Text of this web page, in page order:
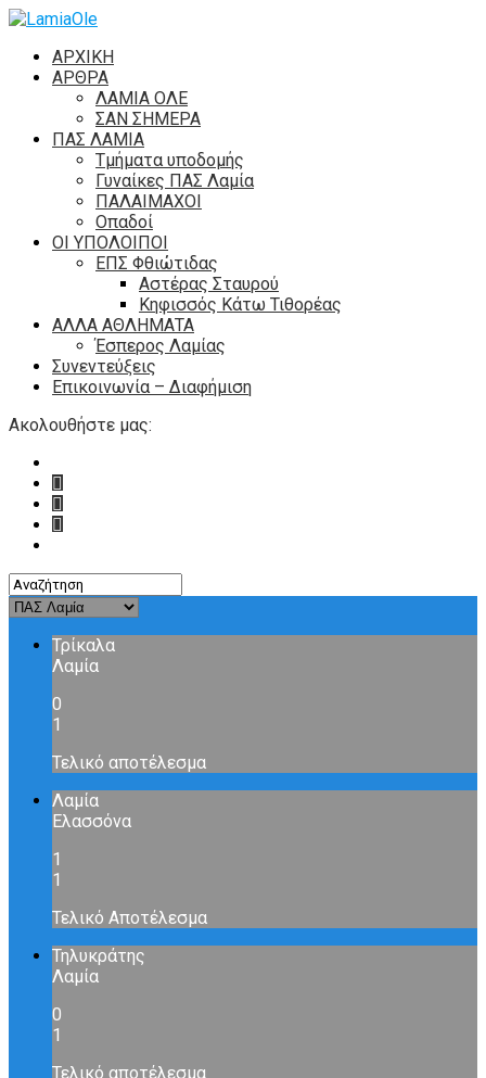
ΑΡΧΙΚΗ
ΑΡΘΡΑ
ΛΑΜΙΑ ΟΛΕ
ΣΑΝ ΣΗΜΕΡΑ
ΠΑΣ ΛΑΜΙΑ
Τμήματα υποδομής
Γυναίκες ΠΑΣ Λαμία
ΠΑΛΑΙΜΑΧΟΙ
Οπαδοί
ΟΙ ΥΠΟΛΟΙΠΟΙ
ΕΠΣ Φθιώτιδας
Αστέρας Σταυρού
Κηφισσός Κάτω Τιθορέας
ΑΛΛΑ ΑΘΛΗΜΑΤΑ
Έσπερος Λαμίας
Συνεντεύξεις
Επικοινωνία – Διαφήμιση
Ακολουθήστε μας:
Τρίκαλα
Λαμία
0
1
Τελικό αποτέλεσμα
Λαμία
Ελασσόνα
1
1
Τελικό Αποτέλεσμα
Τηλυκράτης
Λαμία
0
1
Τελικό αποτέλεσμα